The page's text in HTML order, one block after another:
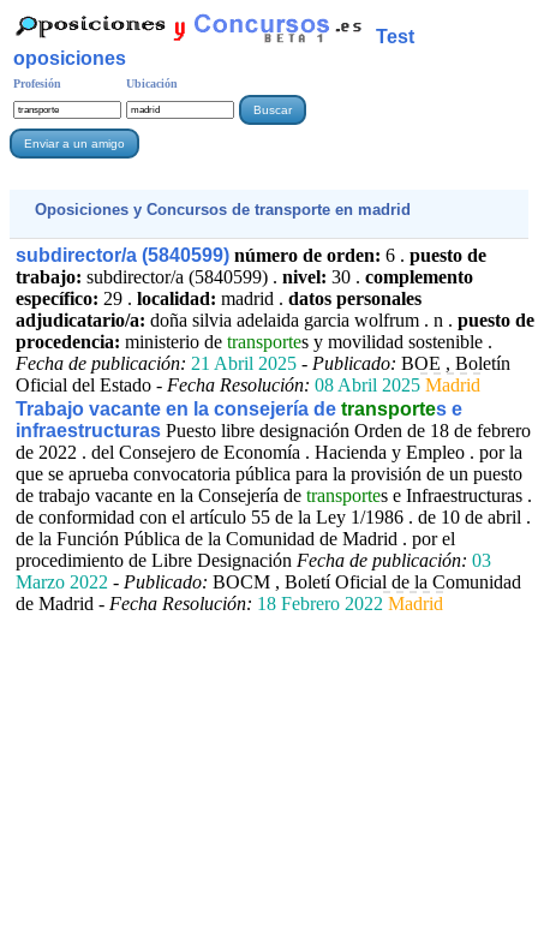
Test
oposiciones
Profesión Ubicación
Oposiciones y Concursos de transporte en madrid
subdirector/a (5840599) número de orden: 6 . puesto de
trabajo: subdirector/a (5840599) . nivel: 30 . complemento
específico: 29 . localidad: madrid . datos personales
adjudicatario/a: doña silvia adelaida garcia wolfrum . n . puesto de
procedencia: ministerio de transportes y movilidad sostenible .
Fecha de publicación: 21 Abril 2025 - Publicado: BOE , Boletín
Oficial del Estado - Fecha Resolución: 08 Abril 2025 Madrid
Trabajo vacante en la consejería de transportes e
infraestructuras Puesto libre designación Orden de 18 de febrero
de 2022 . del Consejero de Economía . Hacienda y Empleo . por la
que se aprueba convocatoria pública para la provisión de un puesto
de trabajo vacante en la Consejería de transportes e Infraestructuras .
de conformidad con el artículo 55 de la Ley 1/1986 . de 10 de abril .
de la Función Pública de la Comunidad de Madrid . por el
procedimiento de Libre Designación Fecha de publicación: 03
Marzo 2022 - Publicado: BOCM , Boletí Oficial de la Comunidad
de Madrid - Fecha Resolución: 18 Febrero 2022 Madrid